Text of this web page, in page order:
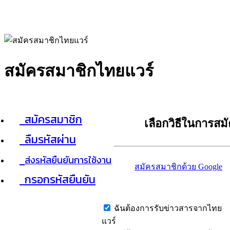
สมัครสมาชิกไทยแวร์
สมัครสมาชิก
ลืมรหัสผ่าน
ส่งรหัสยืนยันการใช้งาน
กรอกรหัสยืนยัน
เลือกวิธีในการส
สมัครสมาชิกด้วย Google
ฉันต้องการรับข่าวสารจากไทย
แวร์